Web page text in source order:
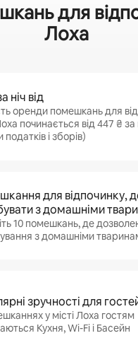
для
Лоха
ніч від
оренди помешкань для
починається від 447 ₴ за
податків і зборів)
для відпочинку,
з домашніми
10 помешкань, де
з домашніми
зручності для
у місті Лоха гостям
Кухня, Wi-Fi і Басейн